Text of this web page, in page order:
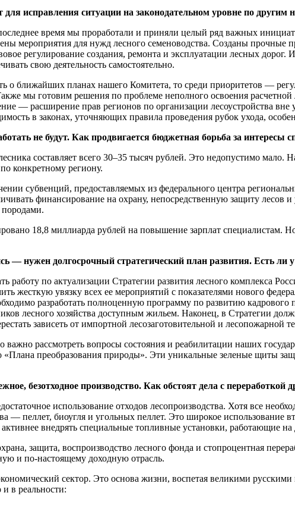
исправления ситуации на законодательном уровне по другим
время мы проработали и приняли целый ряд важных
мероприятия для нужд лесного семеноводства. Созданы прочные
регулирование создания, ремонта и эксплуатации лесных
свою деятельность самостоятельно.
о ближайших планах нашего Комитета, то среди приоритетов —
мы готовим решения по проблеме неполного освоения
— расширение прав регионов по организации лесоустройства вне
в законах, уточняющих правила проведения рубок ухода,
не будут. Как продвигается бюджетная борьба за интересы
составляет всего 30–35 тысяч рублей. Это недопустимо мало.
конкретному региону.
субвенций, предоставляемых из федерального центра
финансирование на охрану, непосредственную защиту лесов
18,8 миллиарда рублей на повышение зарплат специалистам.
нужен долгосрочный стратегический план развития. Есть ли у
работу по актуализации Стратегии развития лесного комплекса
жесткую увязку всех ее мероприятий с показателями нового
разработать полноценную программу по развитию кадрового
лесного хозяйства доступным жильем. Наконец, в Стратегии
зависеть от импортной лесозаготовительной и лесопожарной
важно рассмотреть вопросы состояния и реабилитации наших
«Плана преобразования природы». Эти уникальные зеленые щиты
безотходное производство. Как обстоят дела с переработкой
использование отходов лесопроизводства. Хотя все
— пеллет, биоугля и угольных пеллет. Это широкое использование
внедрять специальные топливные установки, работающие на
защита, воспроизводство лесного фонда и стопроцентная
и по-настоящему доходную отрасль.
сектор. Это основа жизни, воспетая великими русскими
в реальности: